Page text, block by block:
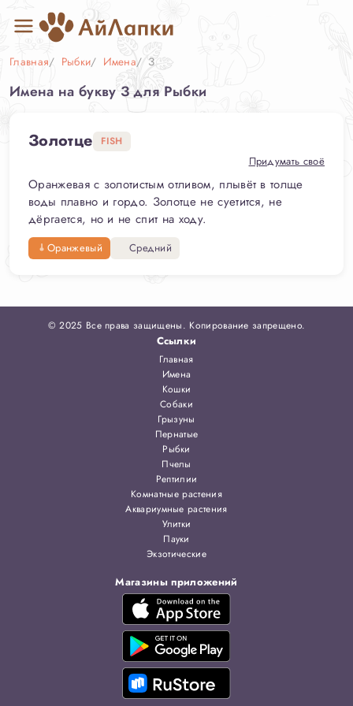
Главная Рыбки Имена З
Имена на букву З для Рыбки
Золотце FISH
Придумать своё
Оранжевая с золотистым отливом, плывёт в толще
воды плавно и гордо. Золотце не суетится, не
дёргается, но и не спит на ходу.
Оранжевый Средний
© 2025 Все права защищены. Копирование запрещено.
Ссылки
Главная
Имена
Кошки
Собаки
Грызуны
Пернатые
Рыбки
Пчелы
Рептилии
Комнатные растения
Аквариумные растения
Улитки
Пауки
Экзотические
Магазины приложений